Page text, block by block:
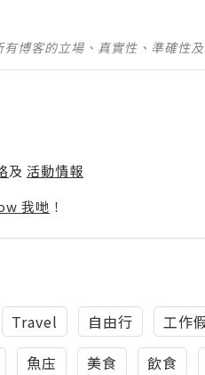
博客的立場、真實性、準確性
及 活動情報
我哋 ！
Travel 自由行
工作
魚庒 美食 飲食